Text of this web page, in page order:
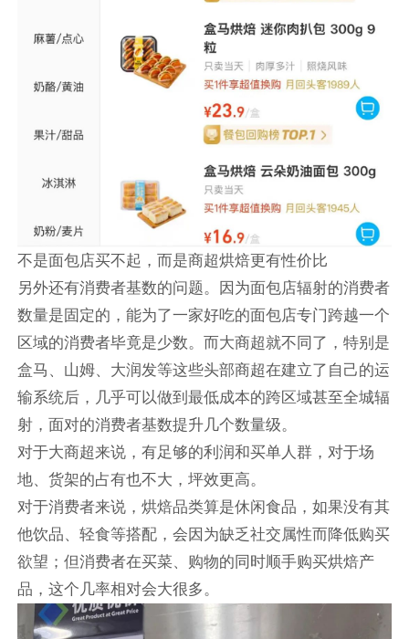
不是面包店买不起，而是商超烘焙更有性价比
另外还有消费者基数的问题。因为面包店辐射的消费者
数量是固定的，能为了一家好吃的面包店专门跨越一个
区域的消费者毕竟是少数。而大商超就不同了，特别是
盒马、山姆、大润发等这些头部商超在建立了自己的运
输系统后，几乎可以做到最低成本的跨区域甚至全城辐
射，面对的消费者基数提升几个数量级。
对于大商超来说，有足够的利润和买单人群，对于场
地、货架的占有也不大，坪效更高。
对于消费者来说，烘焙品类算是休闲食品，如果没有其
他饮品、轻食等搭配，会因为缺乏社交属性而降低购买
欲望；但消费者在买菜、购物的同时顺手购买烘焙产
品，这个几率相对会大很多。